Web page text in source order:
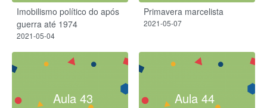
Imobilismo político do após
guerra até 1974
2021-05-04
Primavera marcelista
2021-05-07
Aula 43 Aula 44